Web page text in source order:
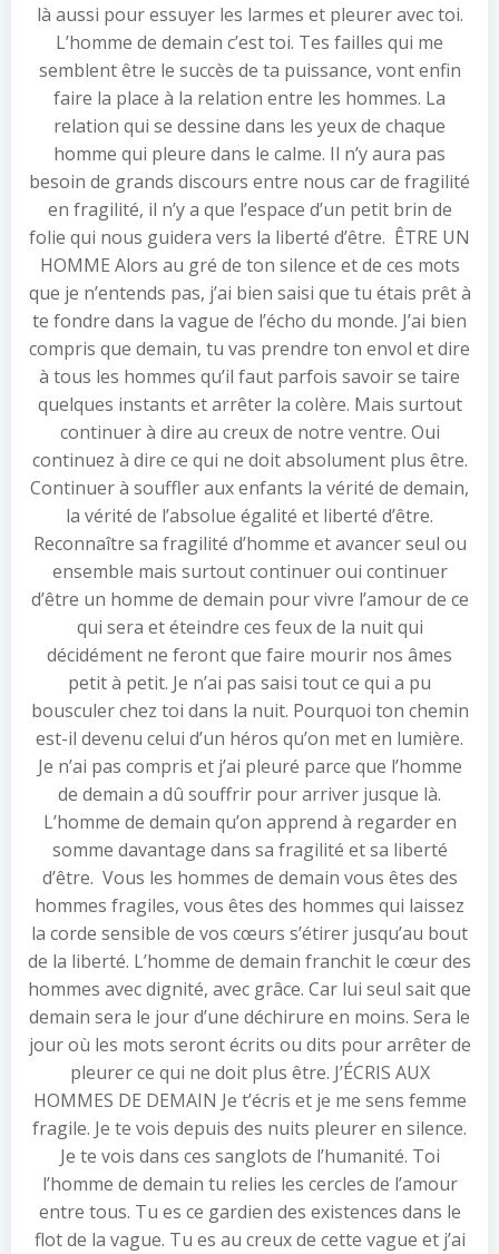
là aussi pour essuyer les larmes et pleurer avec toi.
L’homme de demain c’est toi. Tes failles qui me
semblent être le succès de ta puissance, vont enfin
faire la place à la relation entre les hommes. La
relation qui se dessine dans les yeux de chaque
homme qui pleure dans le calme. Il n’y aura pas
besoin de grands discours entre nous car de fragilité
en fragilité, il n’y a que l’espace d’un petit brin de
folie qui nous guidera vers la liberté d’être. ÊTRE UN
HOMME Alors au gré de ton silence et de ces mots
que je n’entends pas, j’ai bien saisi que tu étais prêt à
te fondre dans la vague de l’écho du monde. J’ai bien
compris que demain, tu vas prendre ton envol et dire
à tous les hommes qu’il faut parfois savoir se taire
quelques instants et arrêter la colère. Mais surtout
continuer à dire au creux de notre ventre. Oui
continuez à dire ce qui ne doit absolument plus être.
Continuer à souffler aux enfants la vérité de demain,
la vérité de l’absolue égalité et liberté d’être.
Reconnaître sa fragilité d’homme et avancer seul ou
ensemble mais surtout continuer oui continuer
d’être un homme de demain pour vivre l’amour de ce
qui sera et éteindre ces feux de la nuit qui
décidément ne feront que faire mourir nos âmes
petit à petit. Je n’ai pas saisi tout ce qui a pu
bousculer chez toi dans la nuit. Pourquoi ton chemin
est-il devenu celui d’un héros qu’on met en lumière.
Je n’ai pas compris et j’ai pleuré parce que l’homme
de demain a dû souffrir pour arriver jusque là.
L’homme de demain qu’on apprend à regarder en
somme davantage dans sa fragilité et sa liberté
d’être. Vous les hommes de demain vous êtes des
hommes fragiles, vous êtes des hommes qui laissez
la corde sensible de vos cœurs s’étirer jusqu’au bout
de la liberté. L’homme de demain franchit le cœur des
hommes avec dignité, avec grâce. Car lui seul sait que
demain sera le jour d’une déchirure en moins. Sera le
jour où les mots seront écrits ou dits pour arrêter de
pleurer ce qui ne doit plus être. J’ÉCRIS AUX
HOMMES DE DEMAIN Je t’écris et je me sens femme
fragile. Je te vois depuis des nuits pleurer en silence.
Je te vois dans ces sanglots de l’humanité. Toi
l’homme de demain tu relies les cercles de l’amour
entre tous. Tu es ce gardien des existences dans le
flot de la vague. Tu es au creux de cette vague et j’ai